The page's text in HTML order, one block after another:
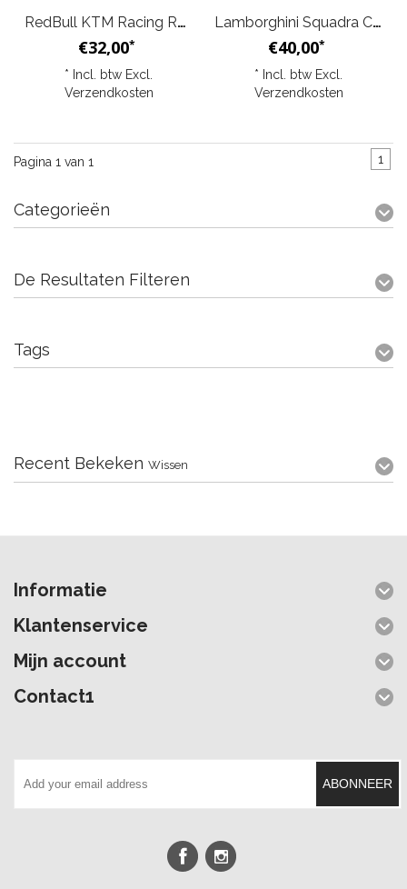
RedBull KTM Racing Replica Muts Navy Oranje
€32,00*
* Incl. btw Excl.
Verzendkosten
Lamborghini Squadra Corse Muts Team Zwart
€40,00*
* Incl. btw Excl.
Verzendkosten
Pagina 1 van 1 1
Categorieën
De Resultaten Filteren
Tags
Recent Bekeken Wissen
Informatie
Klantenservice
Mijn account
Contact1
ABONNEER